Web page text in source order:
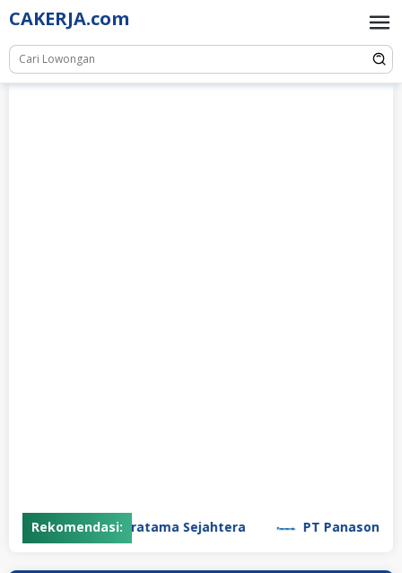
Skip
to
content
CAKERJA.com
Rekomendasi:
Garuda Daya Pratama Sejahtera PT Panasonic